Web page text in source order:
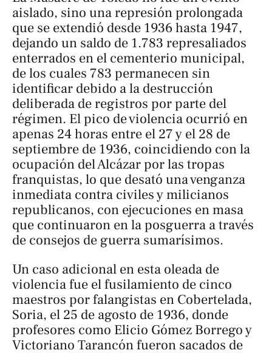
aislado, sino una represión prolongada
que se extendió desde 1936 hasta 1947,
dejando un saldo de 1.783 represaliados
enterrados en el cementerio municipal,
de los cuales 783 permanecen sin
identificar debido a la destrucción
deliberada de registros por parte del
régimen. El pico de violencia ocurrió en
apenas 24 horas entre el 27 y el 28 de
septiembre de 1936, coincidiendo con la
ocupación del Alcázar por las tropas
franquistas, lo que desató una venganza
inmediata contra civiles y milicianos
republicanos, con ejecuciones en masa
que continuaron en la posguerra a través
de consejos de guerra sumarísimos.
Un caso adicional en esta oleada de
violencia fue el fusilamiento de cinco
maestros por falangistas en Cobertelada,
Soria, el 25 de agosto de 1936, donde
profesores como Elicio Gómez Borrego y
Victoriano Tarancón fueron sacados de